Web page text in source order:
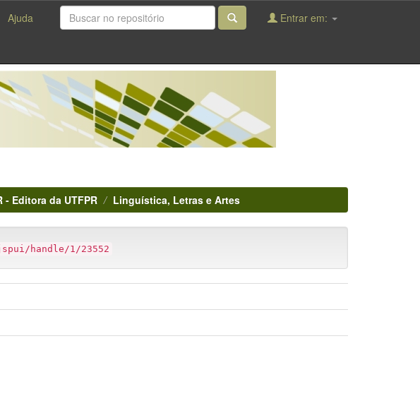
Ajuda Entrar em:
- Editora da UTFPR Linguística, Letras e Artes
handle/1/23552